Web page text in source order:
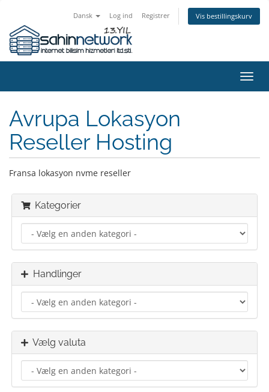
Dansk Log ind Registrer Vis bestillingskurv
Skift
Avrupa Lokasyon
Reseller Hosting
Fransa lokasyon nvme reseller
Kategorier
Handlinger
Vælg valuta